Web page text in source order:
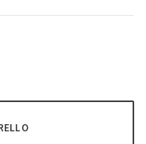
Blended Japanese Ume
Akashi 50 Cl